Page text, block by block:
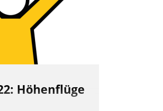
Höhenflüge